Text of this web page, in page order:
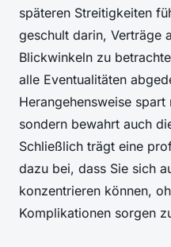
späteren Streitigkeiten
geschult darin, Verträge
Blickwinkeln zu
alle Eventualitäten
Herangehensweise
sondern bewahrt auch
Schließlich trägt eine
dazu bei, dass Sie sich
konzentrieren können,
Komplikationen sorgen